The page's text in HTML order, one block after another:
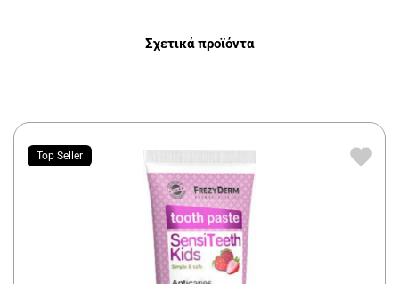
Σχετικά προϊόντα
Top Seller